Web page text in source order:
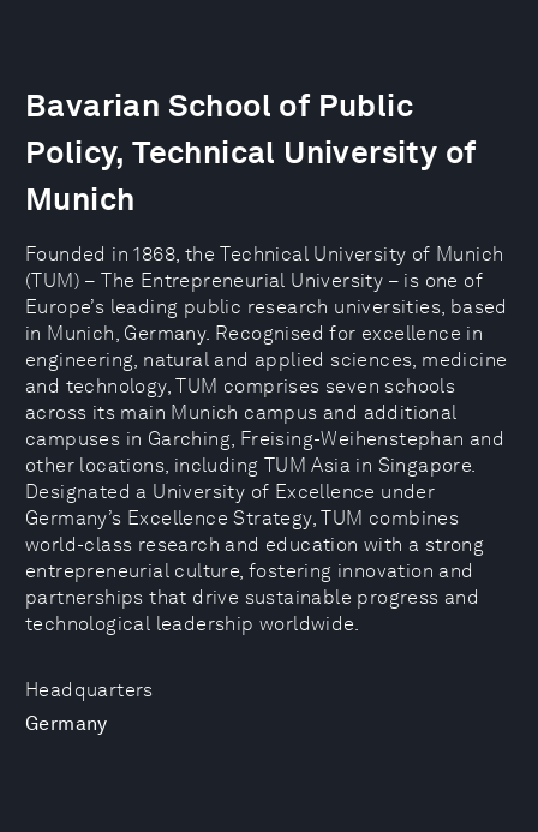
Headquarters
Germany
Bavarian School of Public
Policy, Technical University of
Munich
Founded in 1868, the Technical University of Munich
(TUM) – The Entrepreneurial University – is one of
Europe’s leading public research universities, based
in Munich, Germany. Recognised for excellence in
engineering, natural and applied sciences, medicine
and technology, TUM comprises seven schools
across its main Munich campus and additional
campuses in Garching, Freising-Weihenstephan and
other locations, including TUM Asia in Singapore.
Designated a University of Excellence under
Germany’s Excellence Strategy, TUM combines
world-class research and education with a strong
entrepreneurial culture, fostering innovation and
partnerships that drive sustainable progress and
technological leadership worldwide.